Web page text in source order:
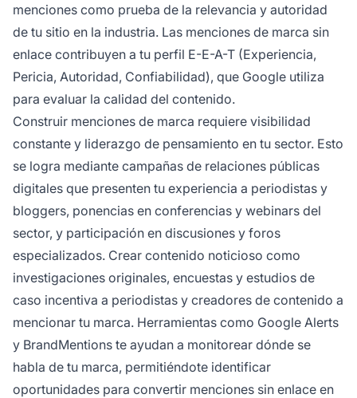
menciones como prueba de la relevancia y autoridad
de tu sitio en la industria. Las menciones de marca sin
enlace contribuyen a tu perfil E-E-A-T (Experiencia,
Pericia, Autoridad, Confiabilidad), que Google utiliza
para evaluar la calidad del contenido.
Construir menciones de marca requiere visibilidad
constante y liderazgo de pensamiento en tu sector. Esto
se logra mediante campañas de relaciones públicas
digitales que presenten tu experiencia a periodistas y
bloggers, ponencias en conferencias y webinars del
sector, y participación en discusiones y foros
especializados. Crear contenido noticioso como
investigaciones originales, encuestas y estudios de
caso incentiva a periodistas y creadores de contenido a
mencionar tu marca. Herramientas como Google Alerts
y BrandMentions te ayudan a monitorear dónde se
habla de tu marca, permitiéndote identificar
oportunidades para convertir menciones sin enlace en